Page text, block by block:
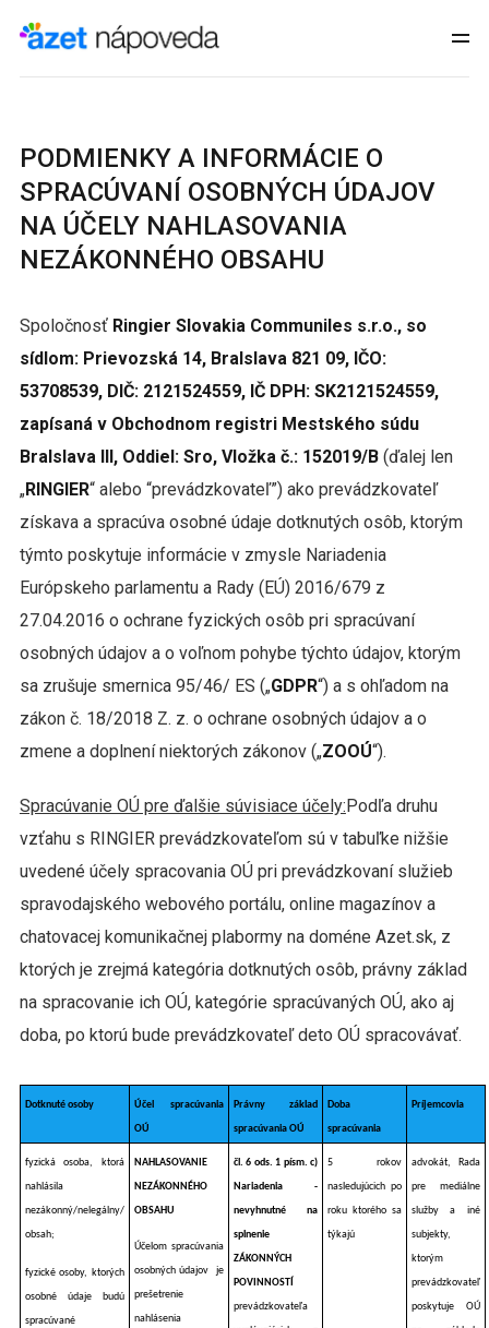
PODMIENKY A INFORMÁCIE O
SPRACÚVANÍ OSOBNÝCH ÚDAJOV
NA ÚČELY NAHLASOVANIA
NEZÁKONNÉHO OBSAHU
Spoločnosť Ringier Slovakia CommuniIes s.r.o., so
sídlom: Prievozská 14, BraIslava 821 09, IČO:
53708539, DIČ: 2121524559, IČ DPH: SK2121524559,
zapísaná v Obchodnom registri Mestského súdu
BraIslava III, Oddiel: Sro, Vložka č.: 152019/B(ďalej len
„RINGIER“ alebo “prevádzkovateľ”) ako prevádzkovateľ
získava a spracúva osobné údaje dotknutých osôb, ktorým
týmto poskytuje informácie v zmysle Nariadenia
Európskeho parlamentu a Rady (EÚ) 2016/679 z
27.04.2016 o ochrane fyzických osôb pri spracúvaní
osobných údajov a o voľnom pohybe týchto údajov, ktorým
sa zrušuje smernica 95/46/ ES („GDPR“) a s ohľadom na
zákon č. 18/2018 Z. z. o ochrane osobných údajov a o
zmene a doplnení niektorých zákonov („ZOOÚ“).
Spracúvanie OÚ pre ďalšie súvisiace účely:Podľa druhu
vzťahu s RINGIER prevádzkovateľom sú v tabuľke nižšie
uvedené účely spracovania OÚ pri prevádzkovaní služieb
spravodajského webového portálu, online magazínov a
chatovacej komunikačnej plabormy na doméne Azet.sk, z
ktorých je zrejmá kategória dotknutých osôb, právny základ
na spracovanie ich OÚ, kategórie spracúvaných OÚ, ako aj
doba, po ktorú bude prevádzkovateľ deto OÚ spracovávať.
Dotknuté osoby
Účel spracúvania
OÚ
Právny základ
spracúvania OÚ
Doba
spracúvania
Príjemcovia
fyzická osoba, ktorá
nahlásila
nezákonný/nelegálny/
obsah;
fyzické osoby, ktorých
osobné údaje budú
spracúvané
NAHLASOVANIE
NEZÁKONNÉHO
OBSAHU
Účelom spracúvania
osobných údajov
je
prešetrenie
nahlásenia
čl. 6 ods. 1 písm. c)
Nariadenia -
nevyhnutné na
splnenie
ZÁKONNÝCH
POVINNOSTÍ
prevádzkovateľa
5 rokov
nasledujúcich po
roku ktorého sa
týkajú
advokát, Rada
pre mediálne
služby a iné
subjekty,
ktorým
prevádzkovateľ
poskytuje OÚ